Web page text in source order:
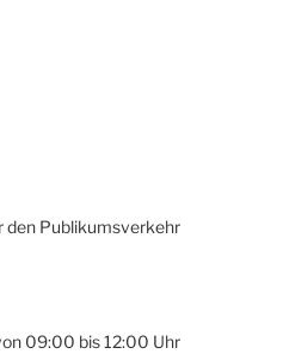
den Publikumsverkehr
09:00 bis 12:00 Uhr